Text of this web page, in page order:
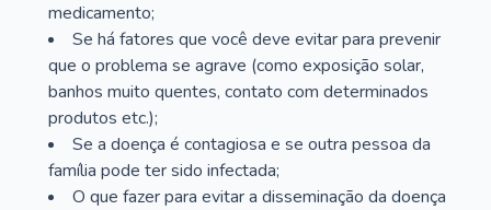
medicamento;
Se há fatores que você deve evitar para prevenir
que o problema se agrave (como exposição solar,
banhos muito quentes, contato com determinados
produtos etc.);
Se a doença é contagiosa e se outra pessoa da
família pode ter sido infectada;
O que fazer para evitar a disseminação da doença